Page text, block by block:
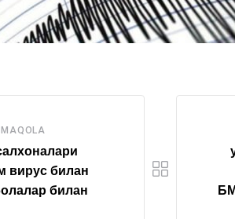
вирус билан
билан